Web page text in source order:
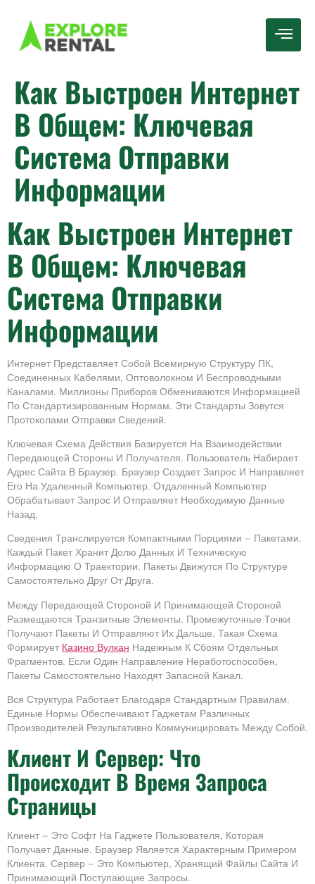
Как Выстроен Интернет
В Общем: Ключевая
Система Отправки
Информации
Как Выстроен Интернет
В Общем: Ключевая
Система Отправки
Информации
Интернет Представляет Собой Всемирную Структуру ПК,
Соединенных Кабелями, Оптоволокном И Беспроводными
Каналами. Миллионы Приборов Обмениваются Информацией
По Стандартизированным Нормам. Эти Стандарты Зовутся
Протоколами Отправки Сведений.
Ключевая Схема Действия Базируется На Взаимодействии
Передающей Стороны И Получателя. Пользователь Набирает
Адрес Сайта В Браузер. Браузер Создает Запрос И Направляет
Его На Удаленный Компьютер. Отдаленный Компьютер
Обрабатывает Запрос И Отправляет Необходимую Данные
Назад.
Сведения Транслируется Компактными Порциями — Пакетами.
Каждый Пакет Хранит Долю Данных И Техническую
Информацию О Траектории. Пакеты Движутся По Структуре
Самостоятельно Друг От Друга.
Между Передающей Стороной И Принимающей Стороной
Размещаются Транзитные Элементы. Промежуточные Точки
Получают Пакеты И Отправляют Их Дальше. Такая Схема
Формирует Казино Вулкан Надежным К Сбоям Отдельных
Фрагментов. Если Один Направление Неработоспособен,
Пакеты Самостоятельно Находят Запасной Канал.
Вся Структура Работает Благодаря Стандартным Правилам.
Единые Нормы Обеспечивают Гаджетам Различных
Производителей Результативно Коммуницировать Между Собой.
Клиент И Сервер: Что
Происходит В Время Запроса
Страницы
Клиент — Это Софт На Гаджете Пользователя, Которая
Получает Данные. Браузер Является Характерным Примером
Клиента. Сервер — Это Компьютер, Хранящий Файлы Сайта И
Принимающий Поступающие Запросы.